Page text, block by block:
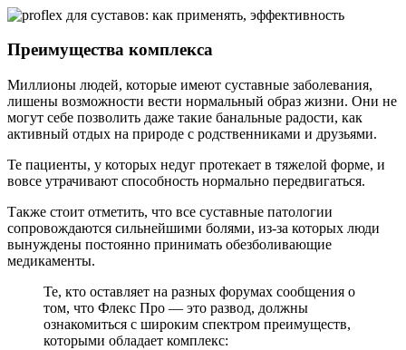
Преимущества комплекса
Миллионы людей, которые имеют суставные заболевания,
лишены возможности вести нормальный образ жизни. Они не
могут себе позволить даже такие банальные радости, как
активный отдых на природе с родственниками и друзьями.
Те пациенты, у которых недуг протекает в тяжелой форме, и
вовсе утрачивают способность нормально передвигаться.
Также стоит отметить, что все суставные патологии
сопровождаются сильнейшими болями, из-за которых люди
вынуждены постоянно принимать обезболивающие
медикаменты.
Те, кто оставляет на разных форумах сообщения о
том, что Флекс Про — это развод, должны
ознакомиться с широким спектром преимуществ,
которыми обладает комплекс: